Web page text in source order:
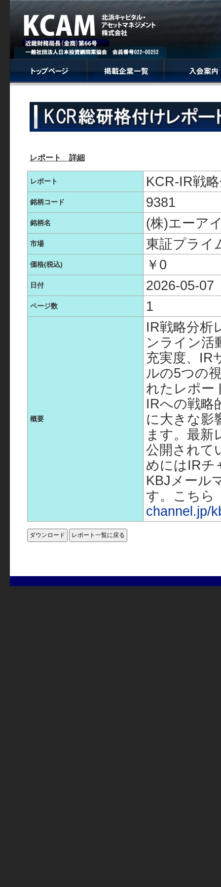
レポート 詳細
レポート KCR-IR戦
銘柄コード 9381
銘柄名 (株)エーア
市場 東証プライ
価格(税込) ￥0
日付 2026-05-07
ページ数 1
概要
IR戦略分析
ンライン活
充実度、IR
ルの5つの
れたレポー
IRへの戦略
に大きな影
ます。最新
公開されて
めにはIRチ
KBJメール
す。こちら
channel.jp/